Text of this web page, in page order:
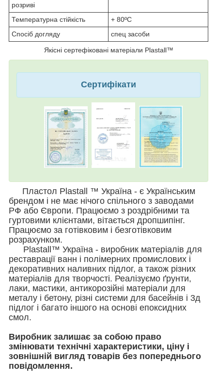
розриві
Температурна стійкість
+ 80ºC
Спосіб догляду
спец засоби
Якісні сертефіковані матеріали Plastall™
Сертифікати
Пластол Plastall ™ Україна - є Українським
брендом і не має нічого спільного з заводами
РФ або Європи. Працюємо з роздрібними та
гуртовими клієнтами, вітається дропшипінг.
Працюємо за готівковим і безготівковим
розрахунком.
Plastall™ Україна - виробник матеріалів для
реставрації ванн і полімерних промислових і
декоративних наливних підлог, а також різних
матеріалів для творчості. Реалізуємо ґрунти,
лаки, мастики, антикорозійні матеріали для
металу і бетону, різні системи для басейнів і 3д
підлог і багато іншого на основі епоксидних
смол.
Виробник залишає за собою право
змінювати технічні характеристики, ціну і
зовнішній вигляд товарів без попереднього
повідомлення.